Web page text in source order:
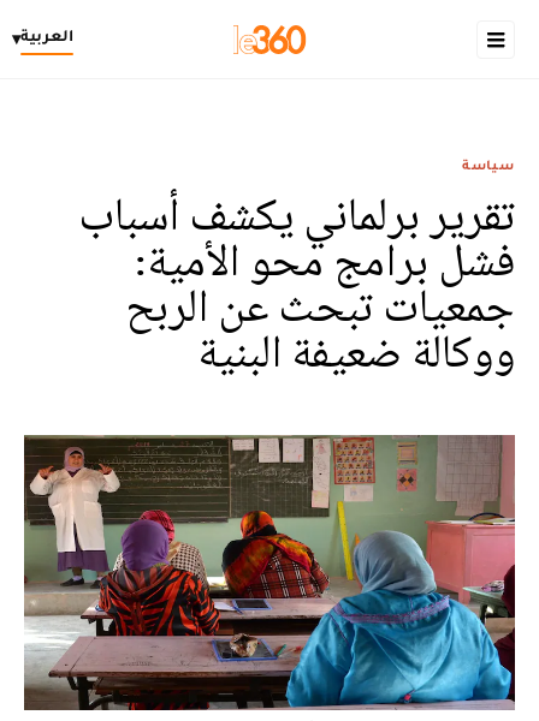
العربية▾
سياسة
تقرير برلماني يكشف أسباب
فشل برامج محو الأمية:
جمعيات تبحث عن الربح
ووكالة ضعيفة البنية